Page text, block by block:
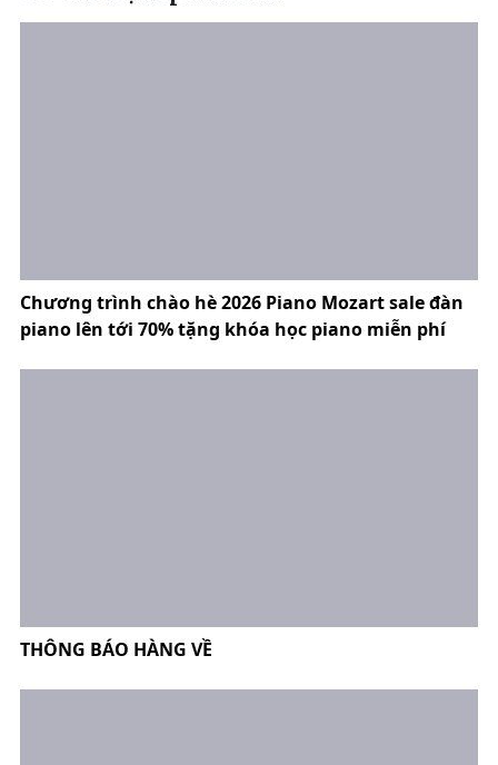
Chương trình chào hè 2026 Piano Mozart sale đàn
piano lên tới 70% tặng khóa học piano miễn phí
THÔNG BÁO HÀNG VỀ